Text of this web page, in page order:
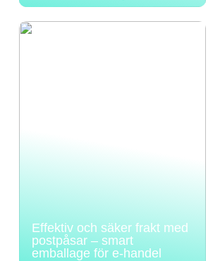
Effektiv och säker frakt med
postpåsar – smart
emballage för e-handel